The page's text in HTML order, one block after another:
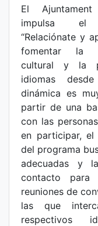
El
impulsa el
“Relaciónate y
fomentar la
cultural y la
idiomas
dinámica es
partir de una
con las
en participar, el
del programa
adecuadas y
contacto para
reuniones de
las que
respectivos